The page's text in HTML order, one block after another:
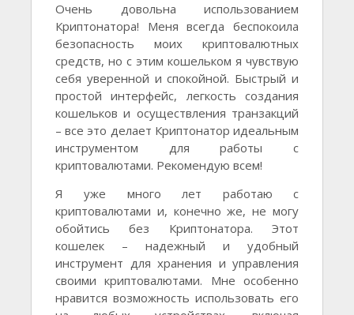
Очень довольна использованием
Криптонатора! Меня всегда беспокоила
безопасность моих криптовалютных
средств, но с этим кошельком я чувствую
себя уверенной и спокойной. Быстрый и
простой интерфейс, легкость создания
кошельков и осуществления транзакций
– все это делает Криптонатор идеальным
инструментом для работы с
криптовалютами. Рекомендую всем!
Я уже много лет работаю с
криптовалютами и, конечно же, не могу
обойтись без Криптонатора. Этот
кошелек – надежный и удобный
инструмент для хранения и управления
своими криптовалютами. Мне особенно
нравится возможность использовать его